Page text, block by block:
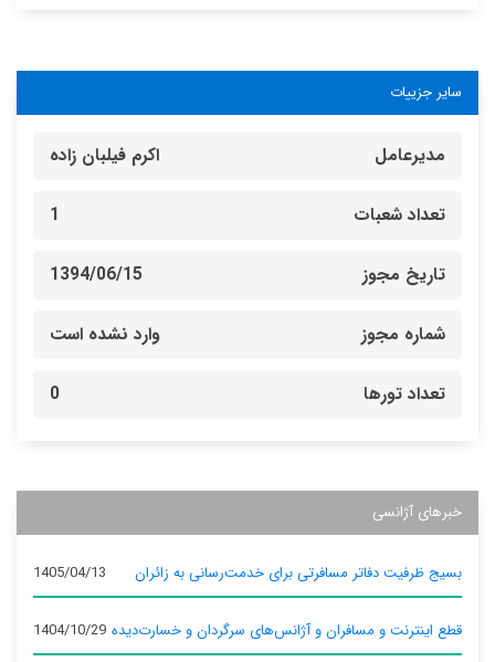
سایر جزییات
مدیرعامل اکرم فیلبان زاده
تعداد شعبات 1
تاریخ مجوز 1394/06/15
شماره مجوز وارد نشده است
تعداد تورها 0
خبرهای آژانسی
بسیج ظرفیت دفاتر مسافرتی برای خدمت‌رسانی به زائران 1405/04/13
قطع اینترنت و مسافران و آژانس‌های سرگردان و خسارت‌دیده 1404/10/29